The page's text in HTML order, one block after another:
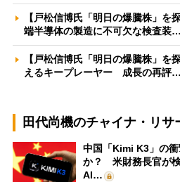
【戸松信博氏「明日の爆騰株」を
端半導体の製造に不可欠な検査装…
【戸松信博氏「明日の爆騰株」を
えるキープレーヤー 成長の再評…
田代尚機のチャイナ・リサ
中国「Kimi K3」の
か？ 米財務長官が
AI…